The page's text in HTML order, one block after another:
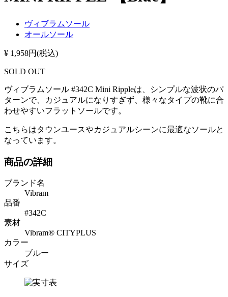
ヴィブラムソール
オールソール
¥ 1,958円(税込)
SOLD OUT
ヴィブラムソール #342C Mini Rippleは、シンプルな波状のパ
ターンで、カジュアルになりすぎず、様々なタイプの靴に合
わせやすいフラットソールです。
こちらはタウンユースやカジュアルシーンに最適なソールと
なっています。
商品の詳細
ブランド名
Vibram
品番
#342C
素材
Vibram® CITYPLUS
カラー
ブルー
サイズ